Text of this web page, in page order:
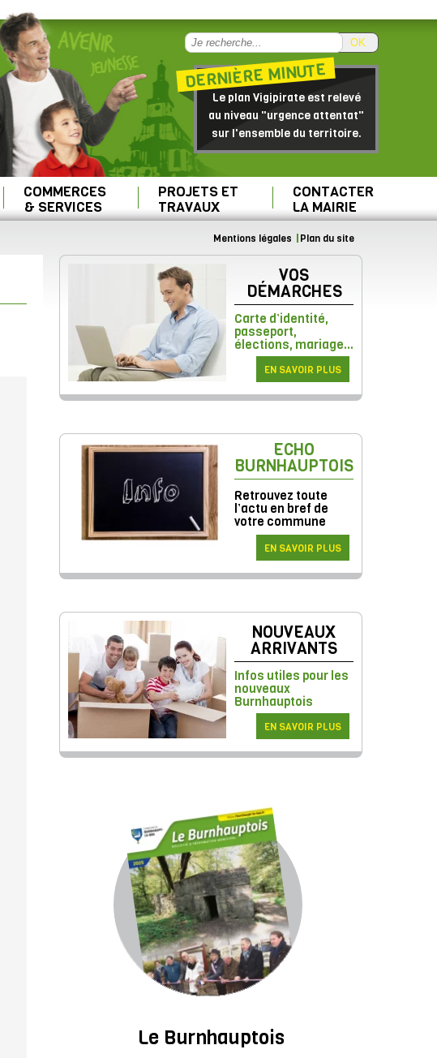
OK
DERNIÈRE MINUTE
Le plan Vigipirate est relevé
au niveau "urgence attentat"
sur l'ensemble du territoire.
COMMERCES
& SERVICES
PROJETS ET
TRAVAUX
CONTACTER
LA MAIRIE
Mentions légales Plan du site
VOS
DÉMARCHES
Carte d’identité,
passeport,
élections, mariage...
EN SAVOIR PLUS
ECHO
BURNHAUPTOIS
Retrouvez toute
l’actu en bref de
votre commune
EN SAVOIR PLUS
NOUVEAUX
ARRIVANTS
Infos utiles pour les
nouveaux
Burnhauptois
EN SAVOIR PLUS
Le Burnhauptois